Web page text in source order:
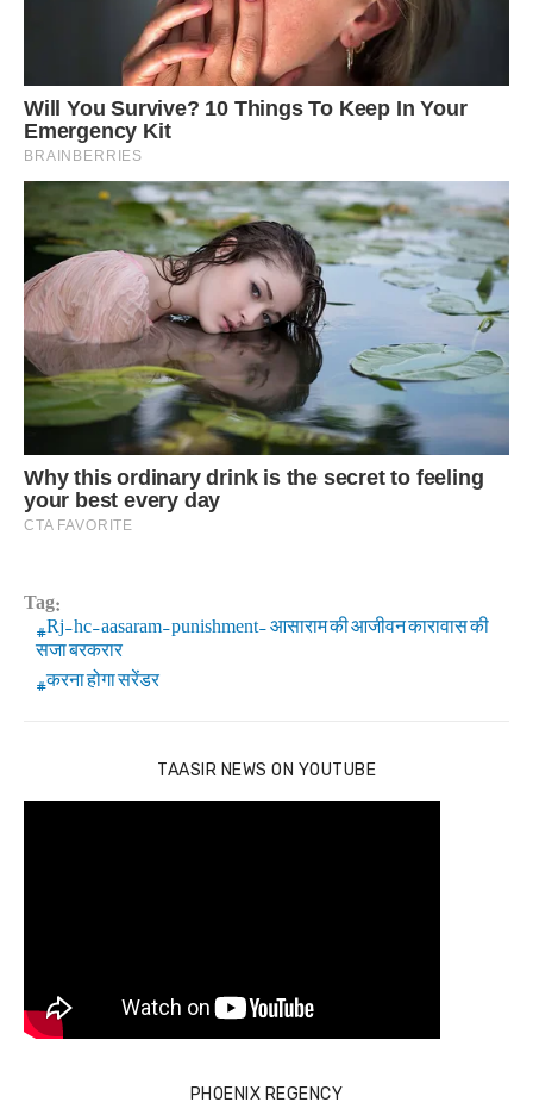
Tag:
Rj-hc-aasaram-punishment- आसाराम की आजीवन कारावास की
सजा बरकरार
करना होगा सरेंडर
TAASIR NEWS ON YOUTUBE
PHOENIX REGENCY